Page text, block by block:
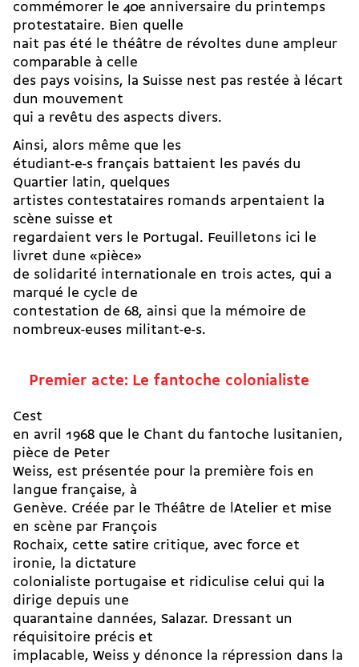
commémorer le 40e anniversaire du printemps
protestataire. Bien quelle
nait pas été le théâtre de révoltes dune ampleur
comparable à celle
des pays voisins, la Suisse nest pas restée à lécart
dun mouvement
qui a revêtu des aspects divers.
Ainsi, alors même que les
étudiant-e-s français battaient les pavés du
Quartier latin, quelques
artistes contestataires romands arpentaient la
scène suisse et
regardaient vers le Portugal. Feuilletons ici le
livret dune «pièce»
de solidarité internationale en trois actes, qui a
marqué le cycle de
contestation de 68, ainsi que la mémoire de
nombreux-euses militant-e-s.
Premier acte: Le fantoche colonialiste
Cest
en avril 1968 que le Chant du fantoche lusitanien,
pièce de Peter
Weiss, est présentée pour la première fois en
langue française, à
Genève. Créée par le Théâtre de lAtelier et mise
en scène par François
Rochaix, cette satire critique, avec force et
ironie, la dictature
colonialiste portugaise et ridiculise celui qui la
dirige depuis une
quarantaine dannées, Salazar. Dressant un
réquisitoire précis et
implacable, Weiss y dénonce la répression dans la